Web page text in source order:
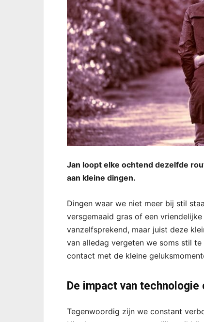
Jan loopt elke ochtend dezelfde
aan kleine dingen.
Dingen waar we niet meer bij stil
versgemaaid gras of een
vanzelfsprekend, maar juist deze
van alledag vergeten we soms stil
contact met de kleine
De impact van technologie
Tegenwoordig zijn we constant